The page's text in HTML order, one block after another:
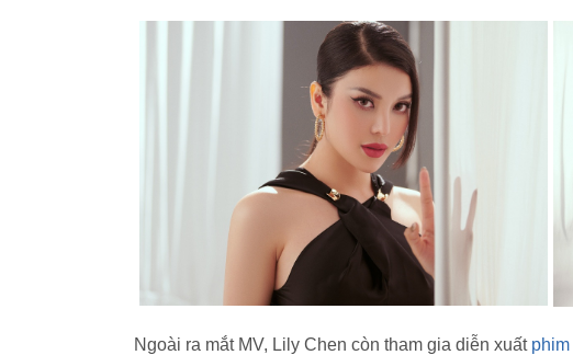
Ngoài ra mắt MV, Lily Chen còn tham gia diễn xuất phim